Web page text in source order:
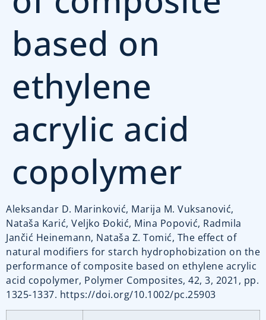
based on
ethylene
acrylic acid
copolymer
Aleksandar D. Marinković, Marija M. Vuksanović,
Nataša Karić, Veljko Đokić, Mina Popović, Radmila
Jančić Heinemann, Nataša Z. Tomić, The effect of
natural modifiers for starch hydrophobization on the
performance of composite based on ethylene acrylic
acid copolymer, Polymer Composites, 42, 3, 2021, pp.
1325-1337. https://doi.org/10.1002/pc.25903